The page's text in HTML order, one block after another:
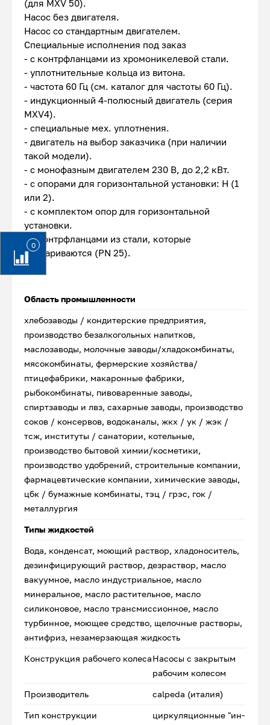
0
(для MXV 50).
Насос без двигателя.
Насос со стандартным двигателем.
Специальные исполнения под заказ
- с контрфланцами из хромоникелевой стали.
- уплотнительные кольца из витона.
- частота 60 Гц (см. каталог для частоты 60 Гц).
- индукционный 4-полюсный двигатель (серия
MXV4).
- специальные мех. уплотнения.
- двигатель на выбор заказчика (при наличии
такой модели).
- с монофазным двигателем 230 В, до 2,2 кВт.
- с опорами для горизонтальной установки: Н (1
или 2).
- с комплектом опор для горизонтальной
установки.
- с контрфланцами из стали, которые
привариваются (PN 25).
Область промышленности
хлебозаводы / кондитерские предприятия,
производство безалкогольных напитков,
маслозаводы, молочные заводы/хладокомбинаты,
мясокомбинаты, фермерские хозяйства/
птицефабрики, макаронные фабрики,
рыбокомбинаты, пивоваренные заводы,
спиртзаводы и лвз, сахарные заводы, производство
соков / консервов, водоканалы, жкх / ук / жэк /
тсж, институты / санатории, котельные,
производство бытовой химии/косметики,
производство удобрений, строительные компании,
фармацевтические компании, химические заводы,
цбк / бумажные комбинаты, тэц / грэс, гок /
металлургия
Типы жидкостей
Вода, конденсат, моющий раствор, хладоноситель,
дезинфицирующий раствор, дезраствор, масло
вакуумное, масло индустриальное, масло
минеральное, масло растительное, масло
силиконовое, масло трансмиссионное, масло
турбинное, моющее средство, щелочные растворы,
антифриз, незамерзающая жидкость
Конструкция рабочего колесаНасосы с закрытым
рабочим колесом
Производитель calpeda (италия)
Тип конструкции
циркуляционные "ин-